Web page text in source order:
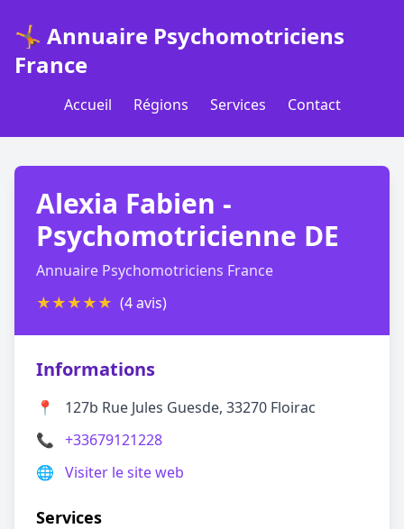
🤸 Annuaire Psychomotriciens
France
Accueil Régions Services Contact
Alexia Fabien -
Psychomotricienne DE
Annuaire Psychomotriciens France
★★★★★ (4 avis)
Informations
📍
127b Rue Jules Guesde, 33270 Floirac
📞 +33679121228
🌐 Visiter le site web
Services